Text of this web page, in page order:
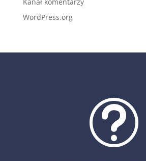
Kanał komentarzy
WordPress.org
t